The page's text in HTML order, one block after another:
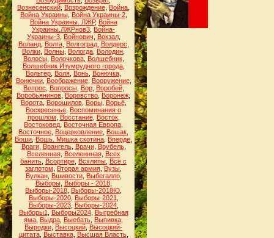
Вознесенский Возрождение Война
Война Украины, Война Украины-2,
Война Украины. ЛЖР, Война
Украины.ЛЖРнов3 Война-
Украины-3, Войнович Вокзал,
Воланд, Волга, Волгоград, Волдерс
Волки Волны Вологда Володин
Волосы, Волочкова, Волшебник,
Волшебник Изумрудного города,
Вольтер Воля Вонь Вонючка
Вонючки, Воображение, Вооружение,
Вопрос
Вопросы, Вор, Воробей,
Воробьянинов Воровство Воронеж
Ворота, Ворошилов, Воры, Ворьё,
Воскресенье Воспоминания о
прошлом
Восстание, Восток,
Востоковед Восточная Европа
Восточное Воцерковление Вошак
Воши Вошь. Мишка скотина Вперде
Враги, Врангель, Врачи, Врубель,
Вселенная, Вселеннная, Всех
банить Всортире Всхлипы Всё с
заглотом
Вторая армия Вузы
Вулкан, Вшивости, Выбегалло,
Выборы, Выборы - 2018,
Выборы-2018 Выборы-2018Ю
Выборы-2020, Выборы-2021
Выборы-2023, Выборы-2024,
Выборы1
Выборы2024, Выгребная
яма Выдра Выебать Выпивка
Выродки Высоцкий Высоцкий-
цитата, Выставка, Высшая Власть,